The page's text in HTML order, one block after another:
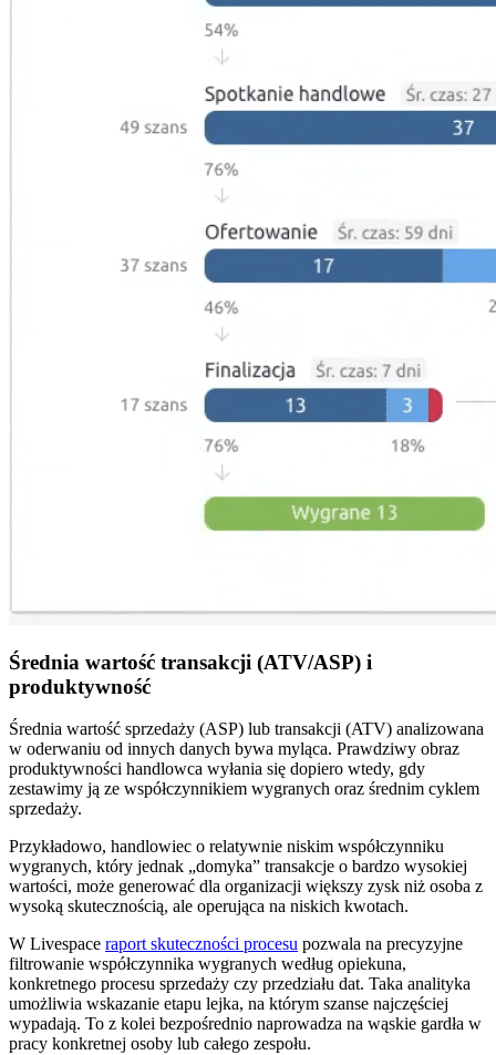
Średnia wartość transakcji (ATV/ASP) i
produktywność
Średnia wartość sprzedaży (ASP) lub transakcji (ATV) analizowana
w oderwaniu od innych danych bywa myląca. Prawdziwy obraz
produktywności handlowca wyłania się dopiero wtedy, gdy
zestawimy ją ze współczynnikiem wygranych oraz średnim cyklem
sprzedaży.
Przykładowo, handlowiec o relatywnie niskim współczynniku
wygranych, który jednak „domyka” transakcje o bardzo wysokiej
wartości, może generować dla organizacji większy zysk niż osoba z
wysoką skutecznością, ale operująca na niskich kwotach.
W Livespace raport skuteczności procesu pozwala na precyzyjne
filtrowanie współczynnika wygranych według opiekuna,
konkretnego procesu sprzedaży czy przedziału dat. Taka analityka
umożliwia wskazanie etapu lejka, na którym szanse najczęściej
wypadają. To z kolei bezpośrednio naprowadza na wąskie gardła w
pracy konkretnej osoby lub całego zespołu.